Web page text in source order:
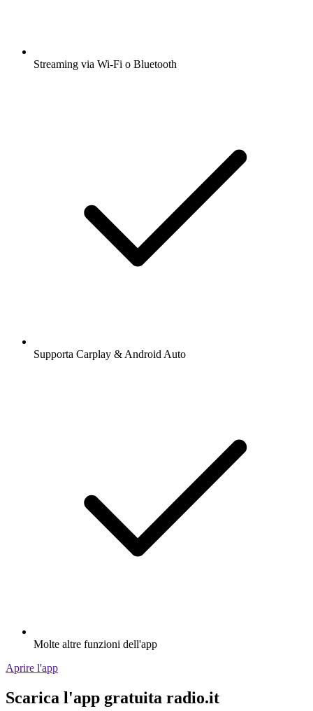
Streaming via Wi-Fi o Bluetooth
Supporta Carplay & Android Auto
Molte altre funzioni dell'app
Aprire l'app
Scarica l'app gratuita radio.it